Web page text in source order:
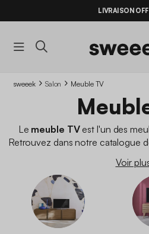
BONS PLANS*
LIVRAISON
sweeek Salon Meuble TV
Le meuble TVest l'un des
Retrouvez dans notre catalogue
capacité de rangement.
dotés de niches ou de
tiroirs
rangement. Noir, blanc, design
avec cannage, vintage
métal, vous aurez le choix pour
Voir